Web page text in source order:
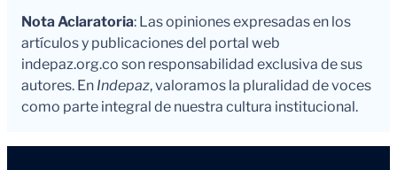
Nota Aclaratoria: Las opiniones expresadas en los
artículos y publicaciones del portal web
indepaz.org.co son responsabilidad exclusiva de sus
autores. En Indepaz, valoramos la pluralidad de voces
como parte integral de nuestra cultura institucional.